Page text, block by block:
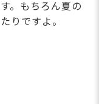
。もちろん夏の
りですよ。